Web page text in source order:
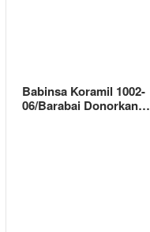
Babinsa Koramil 1002-
06/Barabai Donorkan…